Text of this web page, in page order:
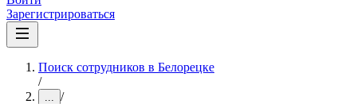
Зарегистрироваться
Поиск сотрудников в Белорецке
/
... /